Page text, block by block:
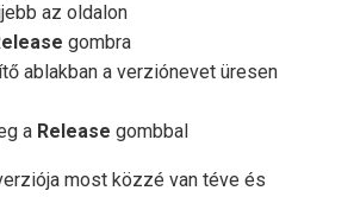
az oldalon
gombra
ablakban a verziónevet üresen
a Release gombbal
most közzé van téve és